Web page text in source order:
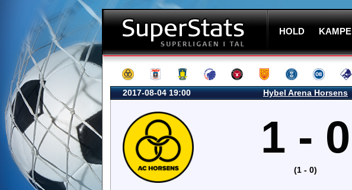
HOLD KAMPE
2017-08-04 19:00 Hybel Arena Horsens
1 - 0
(1 - 0)